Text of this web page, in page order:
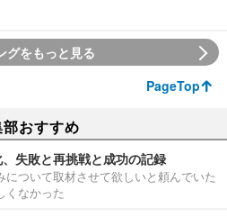
グをもっと見る
PageTop
部おすすめ
失敗と再挑戦と成功の記録
について取材させて欲しいと頼んでいた
くなかった